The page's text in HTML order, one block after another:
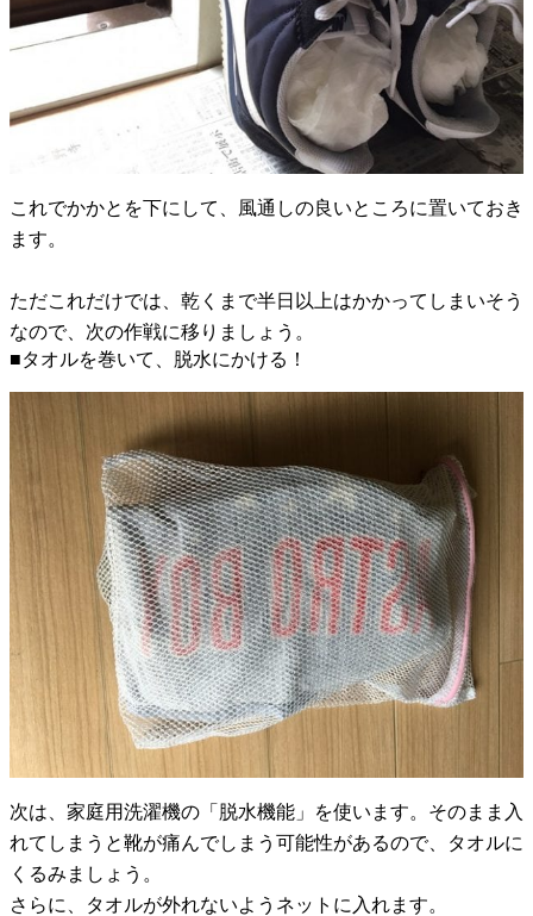
これでかかとを下にして、風通しの良いところに置いておき
ます。
ただこれだけでは、乾くまで半日以上はかかってしまいそう
なので、次の作戦に移りましょう。
■タオルを巻いて、脱水にかける！
次は、家庭用洗濯機の「脱水機能」を使います。そのまま入
れてしまうと靴が痛んでしまう可能性があるので、タオルに
くるみましょう。
さらに、タオルが外れないようネットに入れます。